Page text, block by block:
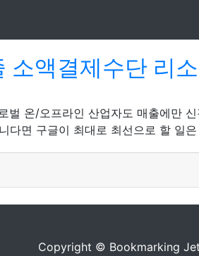
소액결제수단 리
벌 온/오프라인 산업자도 매출에만
다면 구글이 최대로 최선으로 할 일
Copyright © Bookmarking